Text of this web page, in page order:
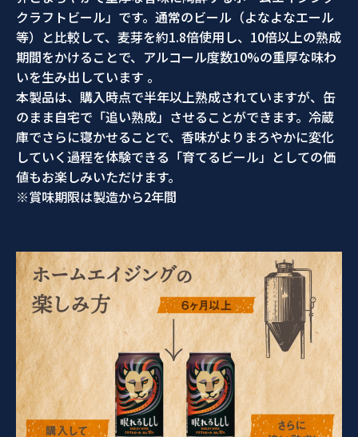
クラフトビール」です。通常のビール（よなよなエール
等）と比較して、麦芽を約1.8倍使用し、10倍以上の熟成
期間をかけることで、アルコール度数10%の重厚な味わ
いを生み出しています 。
本製品は、購入時点で半年以上熟成されていますが、缶
のまま自宅で「追い熟成」させることができます。冷蔵
庫でさらに寝かせることで、香味がよりまろやかに変化
していく過程を体験できる「育てるビール」としての価
値もお楽しみいただけます。
※賞味期限は製造から2年間